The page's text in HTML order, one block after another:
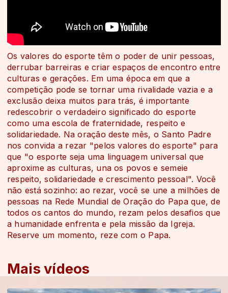
Mais vídeos
Os valores do esporte têm o poder de unir pessoas,
derrubar barreiras e criar espaços de encontro entre
culturas e gerações. Em uma época em que a
competição pode se tornar uma rivalidade vazia e a
exclusão deixa muitos para trás, é importante
redescobrir o verdadeiro significado do esporte
como uma escola de fraternidade, respeito e
solidariedade. Na oração deste mês, o Santo Padre
nos convida a rezar "pelos valores do esporte" para
que "o esporte seja uma linguagem universal que
aproxime as culturas, una os povos e semeie
respeito, solidariedade e crescimento pessoal". Você
não está sozinho: ao rezar, você se une a milhões de
pessoas na Rede Mundial de Oração do Papa que, de
todos os cantos do mundo, rezam pelos desafios que
a humanidade enfrenta e pela missão da Igreja.
Reserve um momento, reze com o Papa.